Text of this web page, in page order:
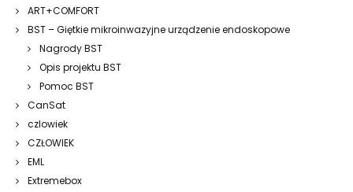
ART+COMFORT
BST – Giętkie mikroinwazyjne urządzenie endoskopowe
Nagrody BST
Opis projektu BST
Pomoc BST
CanSat
czlowiek
CZŁOWIEK
EML
Extremebox